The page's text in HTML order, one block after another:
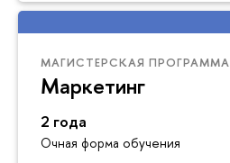
МАГИСТЕРСКАЯ ПРОГРАММА
Маркетинг
2 года
Очная форма обучения